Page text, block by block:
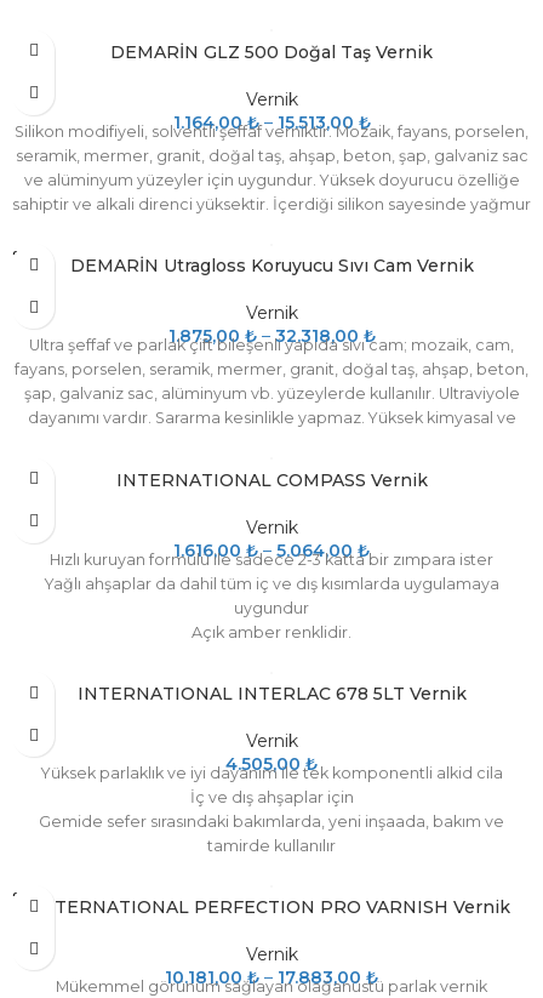
DEMARİN GLZ 500 Doğal Taş Vernik
Vernik
1.164,00₺ – 15.513,00 ₺
Silikon modifiyeli, solventli şeffaf verniktir. Mozaik, fayans, porselen,
seramik, mermer, granit, doğal taş, ahşap, beton, şap, galvaniz sac
ve alüminyum yüzeyler için uygundur. Yüksek doyurucu özelliğe
sahiptir ve alkali direnci yüksektir. İçerdiği silikon sayesinde yağmur
SOLD
OUT
DEMARİN Utragloss Koruyucu Sıvı Cam Vernik
Vernik
1.875,00 ₺ – 32.318,00 ₺
Ultra şeffaf ve parlak çift bileşenli yapıda sıvı cam; mozaik, cam,
fayans, porselen, seramik, mermer, granit, doğal taş, ahşap, beton,
şap, galvaniz sac, alüminyum vb. yüzeylerde kullanılır. Ultraviyole
dayanımı vardır. Sararma kesinlikle yapmaz. Yüksek kimyasal ve
dökülme yapmaz. Yüzeydeki yüksek yayılma gücü sayesinde kolay
INTERNATIONAL COMPASS Vernik
Vernik
1.616,00 ₺ – 5.064,00 ₺
Hızlı kuruyan formülü ile sadece 2-3 katta bir zımpara ister
Yağlı ahşaplar da dahil tüm iç ve dış kısımlarda uygulamaya
uygundur
Açık amber renklidir.
INTERNATIONAL INTERLAC 678 5LT Vernik
Vernik
4.505,00₺
Yüksek parlaklık ve iyi dayanım ile tek komponentli alkid cila
İç ve dış ahşaplar için
Gemide sefer sırasındaki bakımlarda, yeni inşaada, bakım ve
tamirde kullanılır
SOLD
OUTINTERNATIONAL PERFECTION PRO VARNISH Vernik
Vernik
10.181,00₺ – 17.883,00 ₺
Mükemmel görünüm sağlayan olağanüstü parlak vernik